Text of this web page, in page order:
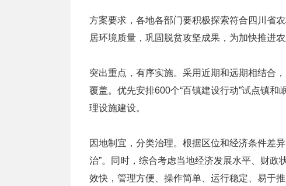
方案要求，各地各部门要积极探索符合四川省
居环境质量，巩固脱贫攻坚成果，为加快推进
突出重点，有序实施。采用近期和远期相结合
覆盖。优先安排600个“百镇建设行动”试点镇
理设施建设。
因地制宜，分类治理。根据区位和经济条件差
治”。同时，综合考虑当地经济发展水平、财
效快，管理方便、操作简单、运行稳定、易于